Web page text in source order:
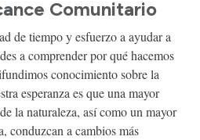
Comunitario
de tiempo y esfuerzo a ayudar a
a comprender por qué hacemos
conocimiento sobre la
esperanza es que una mayor
la naturaleza, así como un mayor
conduzcan a cambios más